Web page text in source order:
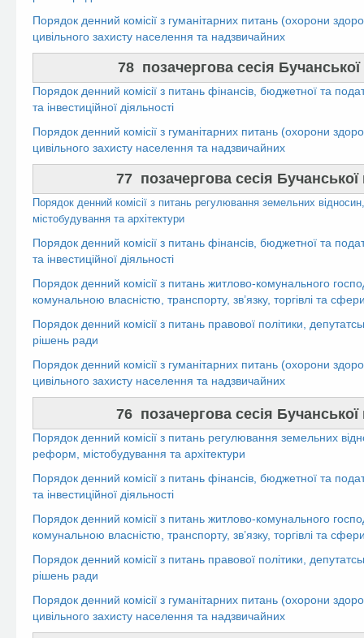
Порядок денний комісії з гуманітарних питань (охорони
цивільного захисту населення та надзвичайних
78 позачергова сесія
Порядок денний комісії з питань фінансів, бюджетної та
та інвестиційної діяльності
Порядок денний комісії з гуманітарних питань (охорони
цивільного захисту населення та надзвичайних
77 позачергова сесія Бучанської
Порядок денний комісії з питань регулювання земельних
містобудування та архітектури
Порядок денний комісії з питань фінансів, бюджетної та
та інвестиційної діяльності
Порядок денний комісії з питань житлово-комунального
комунальною власністю, транспорту, зв’язку, торгівлі та
Порядок денний комісії з питань правової політики,
рішень ради
Порядок денний комісії з гуманітарних питань (охорони
цивільного захисту населення та надзвичайних
76 позачергова сесія Бучанської
Порядок денний комісії з питань регулювання земельних
реформ, містобудування та архітектури
Порядок денний комісії з питань фінансів, бюджетної та
та інвестиційної діяльності
Порядок денний комісії з питань житлово-комунального
комунальною власністю, транспорту, зв’язку, торгівлі та
Порядок денний комісії з питань правової політики,
рішень ради
Порядок денний комісії з гуманітарних питань (охорони
цивільного захисту населення та надзвичайних